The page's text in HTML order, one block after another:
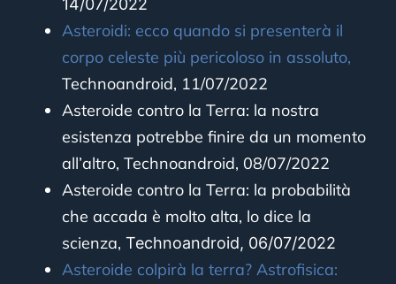
14/07/2022
Asteroidi: ecco quando si presenterà il
corpo celeste più pericoloso in assoluto,
Technoandroid, 11/07/2022
Asteroide contro la Terra: la nostra
esistenza potrebbe finire da un momento
all’altro, Technoandroid, 08/07/2022
Asteroide contro la Terra: la probabilità
che accada è molto alta, lo dice la
scienza, Technoandroid, 06/07/2022
Asteroide colpirà la terra? Astrofisica: